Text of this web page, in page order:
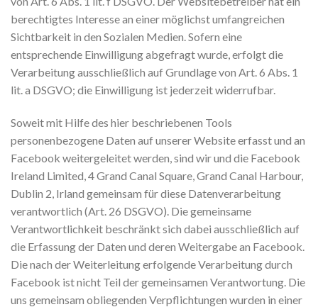
berechtigtes Interesse an einer möglichst umfangreichen
Sichtbarkeit in den Sozialen Medien. Sofern eine
entsprechende Einwilligung abgefragt wurde, erfolgt die
Verarbeitung ausschließlich auf Grundlage von Art. 6 Abs. 1
lit. a DSGVO; die Einwilligung ist jederzeit widerrufbar.
Soweit mit Hilfe des hier beschriebenen Tools
personenbezogene Daten auf unserer Website erfasst und an
Facebook weitergeleitet werden, sind wir und die Facebook
Ireland Limited, 4 Grand Canal Square, Grand Canal Harbour,
Dublin 2, Irland gemeinsam für diese Datenverarbeitung
verantwortlich (Art. 26 DSGVO). Die gemeinsame
Verantwortlichkeit beschränkt sich dabei ausschließlich auf
die Erfassung der Daten und deren Weitergabe an Facebook.
Die nach der Weiterleitung erfolgende Verarbeitung durch
Facebook ist nicht Teil der gemeinsamen Verantwortung. Die
uns gemeinsam obliegenden Verpflichtungen wurden in einer